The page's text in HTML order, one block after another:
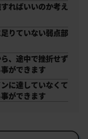
ればいいのか考え
りていない弱点部
、途中で挫折せず
ができます
に達していなくて
ができます